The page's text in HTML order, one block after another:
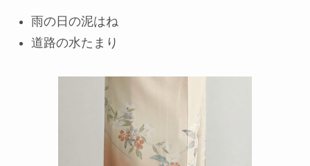
雨の日の泥はね
道路の水たまり